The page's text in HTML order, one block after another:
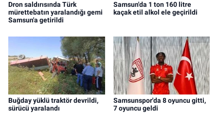
Dron saldırısında Türk
mürettebatın yaralandığı gemi
Samsun'a getirildi
Samsun'da 1 ton 160 litre
kaçak etil alkol ele geçirildi
Buğday yüklü traktör devrildi,
sürücü yaralandı
Samsunspor'da 8 oyuncu gitti,
7 oyuncu geldi